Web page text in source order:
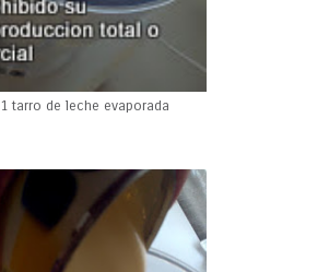
1 tarro de leche evaporada